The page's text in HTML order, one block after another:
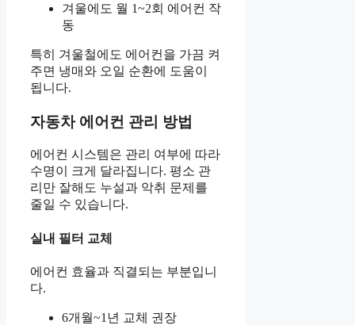
겨울에도 월 1~2회 에어컨 작
동
특히 겨울철에도 에어컨을 가끔 켜
주면 냉매와 오일 순환에 도움이
됩니다.
자동차 에어컨 관리 방법
에어컨 시스템은 관리 여부에 따라
수명이 크게 달라집니다. 평소 관
리만 잘해도 누설과 악취 문제를
줄일 수 있습니다.
실내 필터 교체
에어컨 효율과 직결되는 부분입니
다.
6개월~1년 교체 권장